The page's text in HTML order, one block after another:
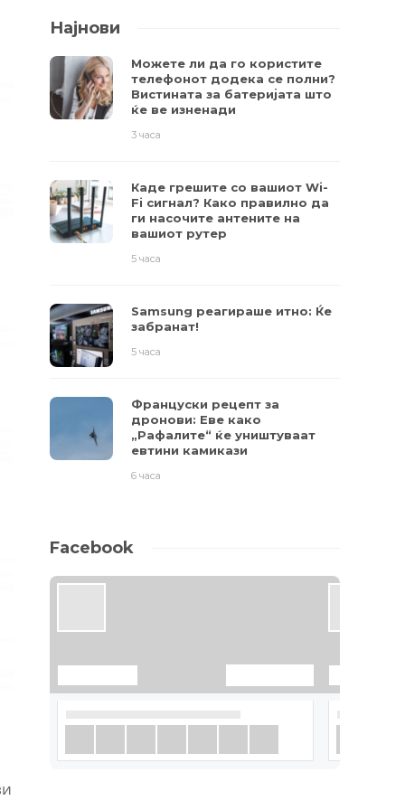
Најнови
Можете ли да го користите
телефонот додека се полни?
Вистината за батеријата што
ќе ве изненади
3 часа
Каде грешите со вашиот Wi-
Fi сигнал? Како правилно да
ги насочите антените на
вашиот рутер
5 часа
Samsung реагираше итно: Ќе
забранат!
5 часа
Француски рецепт за
дронови: Еве како
„Рафалите“ ќе уништуваат
евтини камикази
6 часа
Facebook